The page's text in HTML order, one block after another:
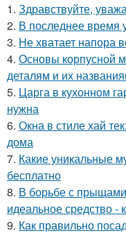
1. Здравствуйте,
2. В последнее время
3. Не хватает напора
4. Основы корпусной
деталям и их
5. Царга в кухонном
нужна
6. Окна в стиле хай
дома
7. Какие уникальные
бесплатно
8. В борьбе с
идеальное средство -
9. Как правильно